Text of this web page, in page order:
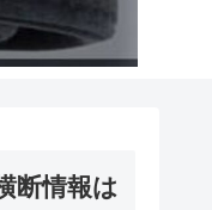
断情報は